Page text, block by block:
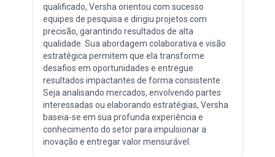
qualificado, Versha orientou com sucesso
equipes de pesquisa e dirigiu projetos com
precisão, garantindo resultados de alta
qualidade. Sua abordagem colaborativa e visão
estratégica permitem que ela transforme
desafios em oportunidades e entregue
resultados impactantes de forma consistente.
Seja analisando mercados, envolvendo partes
interessadas ou elaborando estratégias, Versha
baseia-se em sua profunda experiência e
conhecimento do setor para impulsionar a
inovação e entregar valor mensurável.